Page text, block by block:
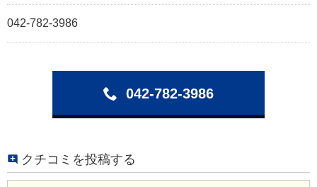
042-782-3986
042-782-3986
クチコミを投稿する